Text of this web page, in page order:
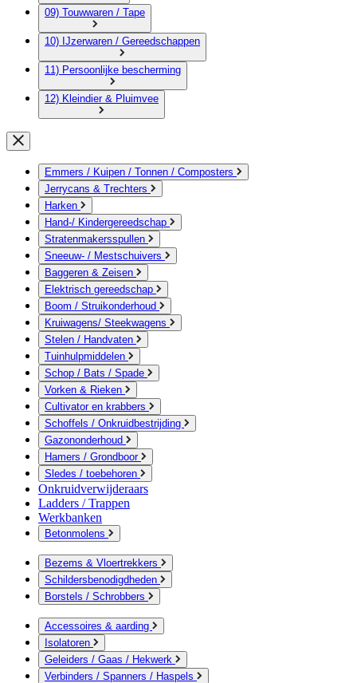
09) Touwwaren / Tape
10) IJzerwaren / Gereedschappen
11) Persoonlijke bescherming
12) Kleindier & Pluimvee
Emmers / Kuipen / Tonnen / Composters
Jerrycans & Trechters
Harken
Hand-/ Kindergereedschap
Stratenmakersspullen
Sneeuw- / Mestschuivers
Baggeren & Zeisen
Elektrisch gereedschap
Boom / Struikonderhoud
Kruiwagens/ Steekwagens
Stelen / Handvaten
Tuinhulpmiddelen
Schop / Bats / Spade
Vorken & Rieken
Cultivator en krabbers
Schoffels / Onkruidbestrijding
Gazononderhoud
Hamers / Grondboor
Sledes / toebehoren
Onkruidverwijderaars
Ladders / Trappen
Werkbanken
Betonmolens
Bezems & Vloertrekkers
Schildersbenodigdheden
Borstels / Schrobbers
Accessoires & aarding
Isolatoren
Geleiders / Gaas / Hekwerk
Verbinders / Spanners / Haspels